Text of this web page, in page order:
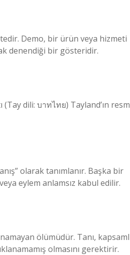
Demo, bir ürün veya hizmeti
denendiği bir gösteridir.
dili: บาทไทย) Tayland’ın
olarak tanımlanır. Başka bir
eylem anlamsız kabul edilir.
ölümüdür. Tanı,
olmasını gerektirir.